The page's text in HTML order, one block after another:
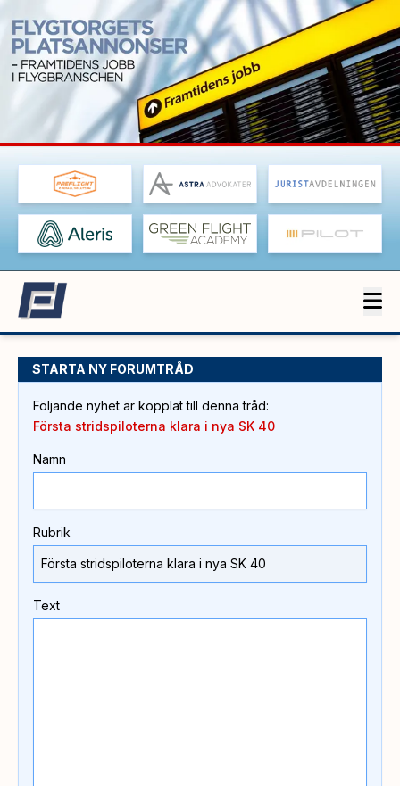
STARTA NY FORUMTRÅD
Följande nyhet är kopplat till denna tråd:
Första stridspiloterna klara i nya SK 40
Namn
Rubrik
Text